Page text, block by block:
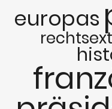
europas